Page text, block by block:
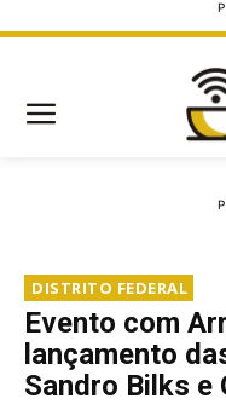
DISTRITO FEDERAL
Evento com
lançamento
Sandro Bilks e